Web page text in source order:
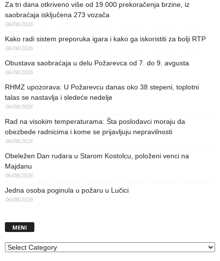
Za tri dana otkriveno više od 19.000 prekoračenja brzine, iz
saobraćaja isključena 273 vozača
06/08/2026
Kako radi sistem preporuka igara i kako ga iskoristiti za bolji RTP
06/08/2026
Obustava saobraćaja u delu Požarevca od 7. do 9. avgusta
06/08/2026
RHMZ upozorava: U Požarevcu danas oko 38 stepeni, toplotni
talas se nastavlja i sledeće nedelje
06/08/2026
Rad na visokim temperaturama: Šta poslodavci moraju da
obezbede radnicima i kome se prijavljuju nepravilnosti
06/08/2026
Obeležen Dan rudara u Starom Kostolcu, položeni venci na
Majdanu
06/08/2026
Jedna osoba poginula u požaru u Lučici
06/08/2026
MENI
MENI